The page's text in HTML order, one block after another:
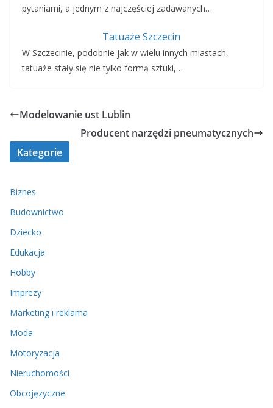
pytaniami, a jednym z najczęściej zadawanych…
Tatuaże Szczecin
W Szczecinie, podobnie jak w wielu innych miastach,
tatuaże stały się nie tylko formą sztuki,…
Modelowanie ust Lublin
Producent narzędzi pneumatycznych
Kategorie
Biznes
Budownictwo
Dziecko
Edukacja
Hobby
Imprezy
Marketing i reklama
Moda
Motoryzacja
Nieruchomości
Obcojęzyczne